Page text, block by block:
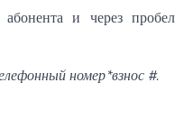
и через пробел
номер*взнос #.